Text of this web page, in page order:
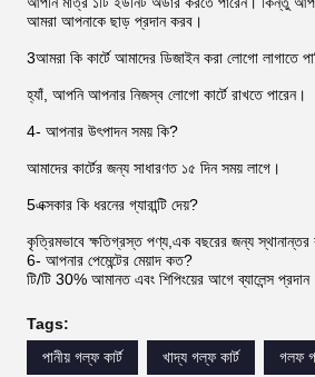
আমরা আপনাকে ছাড় প্রদান করব।
3আমরা কি কার্টে আমাদের ডিজাইন করা লোগো লাগাতে
হ্যাঁ, আপনি আপনার নিজস্ব লোগো কার্টে রাখতে পারেন।
4- আপনার উৎপাদন সময় কি?
আমাদের কার্টের জন্য সাধারণত ১৫ দিন সময় লাগে।
5এক্সকার কি ধরনের গ্যারান্টি দেয়?
কৃত্রিমভাবে ক্ষতিগ্রস্ত পণ্য,এক বছরের জন্য স্থানান্তর
6- আপনার পেমেন্টের মেয়াদ কত?
টি/টি 30% আমানত এবং শিপিংয়ের আগে ব্যালেন্স
Tags:
পানীয় গল্ফ কার্ট
খাদ্য গল্ফ কার্ট গলফ